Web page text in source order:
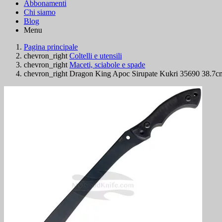
Abbonamenti
Chi siamo
Blog
Menu
Pagina principale
chevron_right Coltelli e utensili
chevron_right Maceti, sciabole e spade
chevron_right Dragon King Apoc Sirupate Kukri 35690